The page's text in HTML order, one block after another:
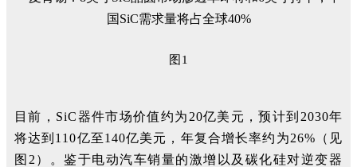
图1
目前，SiC器件市场价值约为20亿美元，预计到2030年
将达到110亿至140亿美元，年复合增长率约为26%（见
图2）。鉴于电动汽车销量的激增以及碳化硅对逆变器